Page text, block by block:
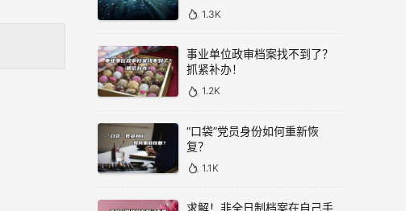
1.3K
事业单位政审档案找不到了？
抓紧补办！
1.2K
“口袋”党员身份如何重新恢
复？
1.1K
求解！非全日制档案在自己手